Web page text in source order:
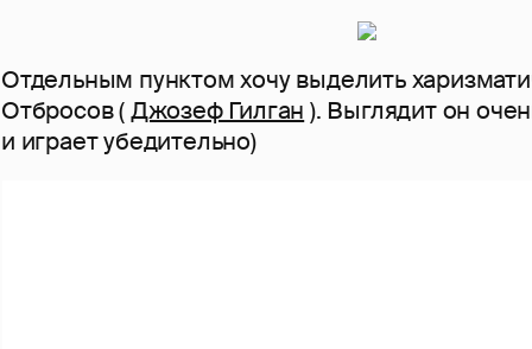
Отдельным пунктом хочу выделить
Отбросов (Джозеф Гилган ). Выглядит он
и играет убедительно)